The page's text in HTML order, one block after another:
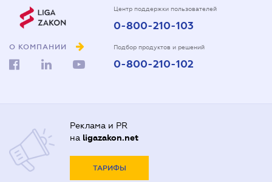
О КОМПАНИИ
Центр поддержки пользователей
0-800-210-103
Подбор продуктов и решений
0-800-210-102
Реклама и PR
на ligazakon.net
ТАРИФЫ